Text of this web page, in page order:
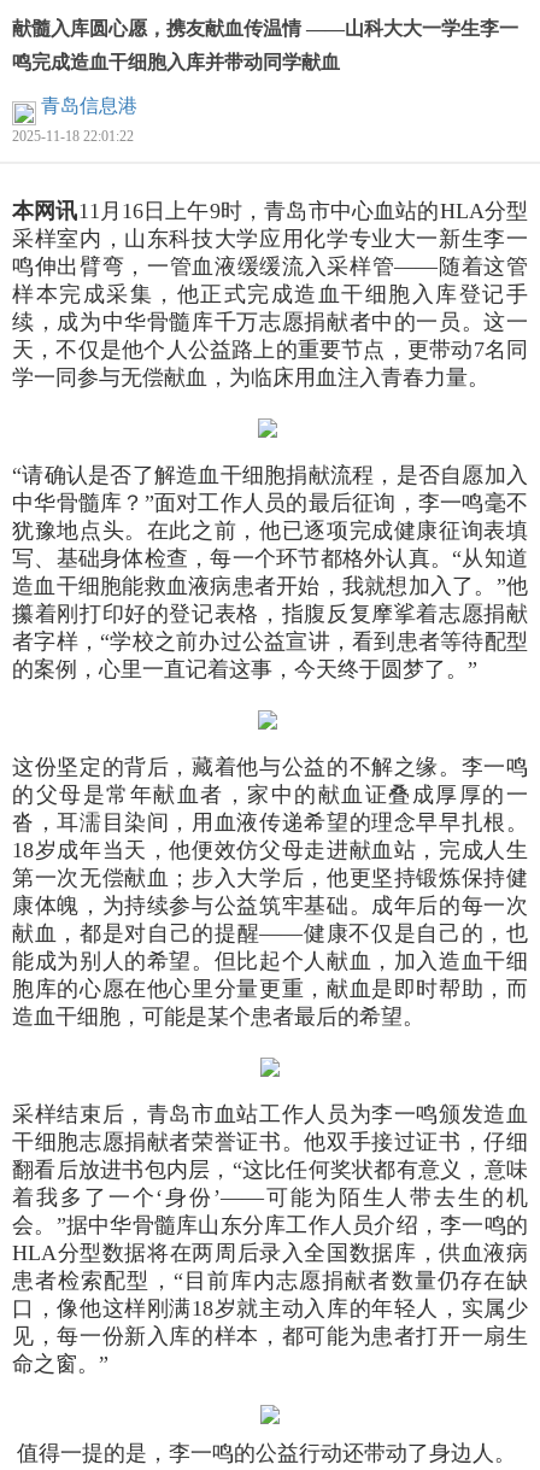
献髓入库圆心愿，携友献血传温情 ——山科大大一学生李一
鸣完成造血干细胞入库并带动同学献血
青岛信息港
2025-11-18 22:01:22
本网讯11月16日上午9时，青岛市中心血站的HLA分型
采样室内，山东科技大学应用化学专业大一新生李一
鸣伸出臂弯，一管血液缓缓流入采样管——随着这管
样本完成采集，他正式完成造血干细胞入库登记手
续，成为中华骨髓库千万志愿捐献者中的一员。这一
天，不仅是他个人公益路上的重要节点，更带动7名同
学一同参与无偿献血，为临床用血注入青春力量。
“请确认是否了解造血干细胞捐献流程，是否自愿加入
中华骨髓库？”面对工作人员的最后征询，李一鸣毫不
犹豫地点头。在此之前，他已逐项完成健康征询表填
写、基础身体检查，每一个环节都格外认真。“从知道
造血干细胞能救血液病患者开始，我就想加入了。”他
攥着刚打印好的登记表格，指腹反复摩挲着志愿捐献
者字样，“学校之前办过公益宣讲，看到患者等待配型
的案例，心里一直记着这事，今天终于圆梦了。”
这份坚定的背后，藏着他与公益的不解之缘。李一鸣
的父母是常年献血者，家中的献血证叠成厚厚的一
沓，耳濡目染间，用血液传递希望的理念早早扎根。
18岁成年当天，他便效仿父母走进献血站，完成人生
第一次无偿献血；步入大学后，他更坚持锻炼保持健
康体魄，为持续参与公益筑牢基础。成年后的每一次
献血，都是对自己的提醒——健康不仅是自己的，也
能成为别人的希望。但比起个人献血，加入造血干细
胞库的心愿在他心里分量更重，献血是即时帮助，而
造血干细胞，可能是某个患者最后的希望。
采样结束后，青岛市血站工作人员为李一鸣颁发造血
干细胞志愿捐献者荣誉证书。他双手接过证书，仔细
翻看后放进书包内层，“这比任何奖状都有意义，意味
着我多了一个‘身份’——可能为陌生人带去生的机
会。”据中华骨髓库山东分库工作人员介绍，李一鸣的
HLA分型数据将在两周后录入全国数据库，供血液病
患者检索配型，“目前库内志愿捐献者数量仍存在缺
口，像他这样刚满18岁就主动入库的年轻人，实属少
见，每一份新入库的样本，都可能为患者打开一扇生
命之窗。”
值得一提的是，李一鸣的公益行动还带动了身边人。